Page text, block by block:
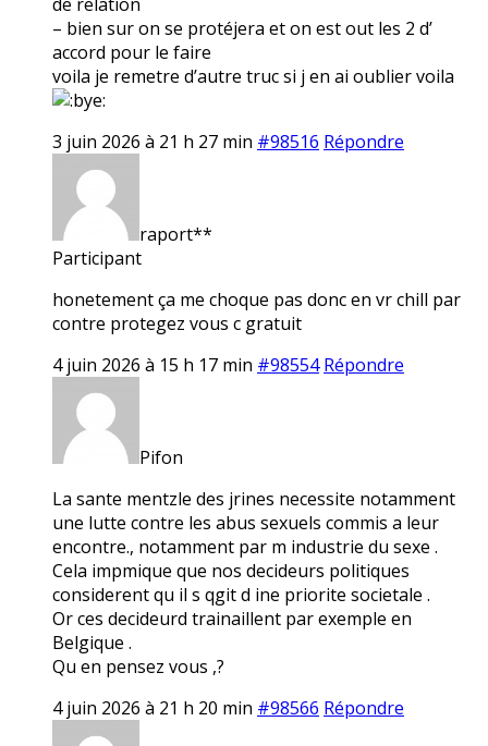
– bien sur on se protéjera et on est out les 2 d’
accord pour le faire
voila je remetre d’autre truc si j en ai oublier voila
3 juin 2026 à 21 h 27 min #98516 Répondre
raport**
Participant
honetement ça me choque pas donc en vr chill par
contre protegez vous c gratuit
4 juin 2026 à 15 h 17 min #98554 Répondre
Pifon
La sante mentzle des jrines necessite notamment
une lutte contre les abus sexuels commis a leur
encontre., notamment par m industrie du sexe .
Cela impmique que nos decideurs politiques
considerent qu il s qgit d ine priorite societale .
Or ces decideurd trainaillent par exemple en
Belgique .
Qu en pensez vous ,?
4 juin 2026 à 21 h 20 min #98566 Répondre